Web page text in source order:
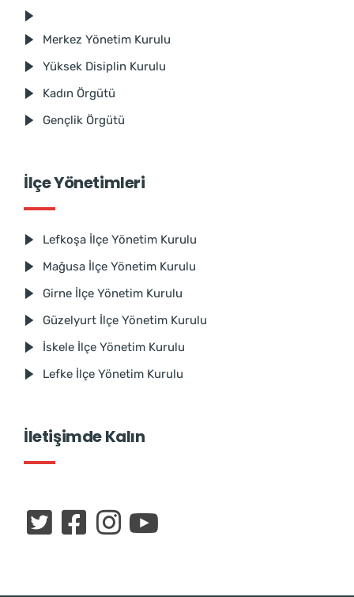
Merkez Yönetim Kurulu
Yüksek Disiplin Kurulu
Kadın Örgütü
Gençlik Örgütü
İlçe Yönetimleri
Lefkoşa İlçe Yönetim Kurulu
Mağusa İlçe Yönetim Kurulu
Girne İlçe Yönetim Kurulu
Güzelyurt İlçe Yönetim Kurulu
İskele İlçe Yönetim Kurulu
Lefke İlçe Yönetim Kurulu
İletişimde Kalın